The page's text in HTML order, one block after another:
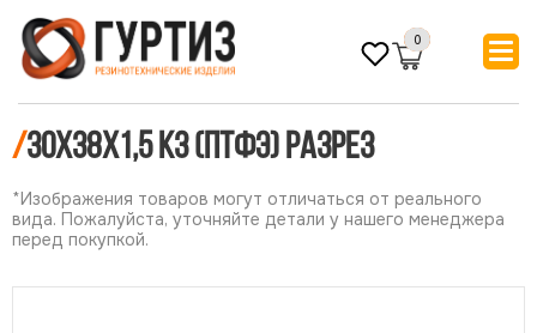
0
/30х38х1,5 КЗ (ПТФЭ) РАЗРЕЗ
*Изображения товаров могут отличаться от реального
вида. Пожалуйста, уточняйте детали у нашего менеджера
перед покупкой.